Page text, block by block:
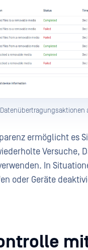
ermöglicht es
Versuche,
In
oder Geräte